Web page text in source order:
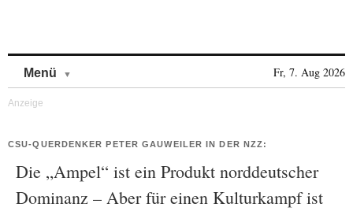
Menü Fr, 7. Aug 2026
CSU-QUERDENKER PETER GAUWEILER IN DER NZZ:
Die „Ampel“ ist ein Produkt norddeutscher
Dominanz – Aber für einen Kulturkampf ist